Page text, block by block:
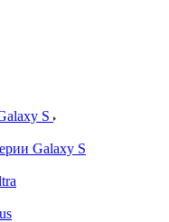
S
Galaxy S